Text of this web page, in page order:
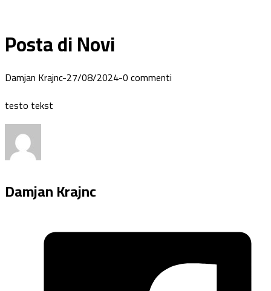
Posta di Novi
Damjan Krajnc-27/08/2024-0 commenti
testo tekst
Damjan Krajnc